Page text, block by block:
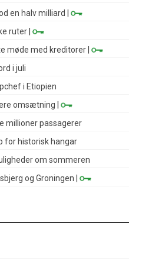
en halv milliard
|
ruter |
møde med kreditorer |
i juli
i Etiopien
omsætning |
millioner passagerer
for historisk hangar
om sommeren
og Groningen |